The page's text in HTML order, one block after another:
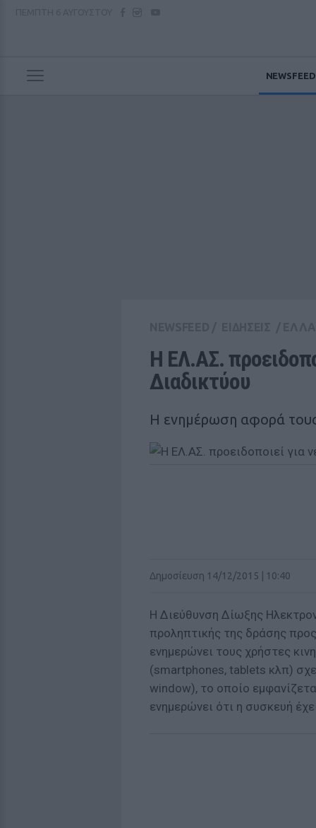
NEWSFEED
Η ΕΛ.ΑΣ.
Διαδικτύου
Η ενημέρωση αφορά
Δημοσίευση 14/12/2015 | 10:40
Η Διεύθυνση Δίωξης
προληπτικής της δράσης
ενημερώνει τους χρήστες
(smartphones, tablets κλπ)
window), το οποίο
ενημερώνει ότι η συσκευή